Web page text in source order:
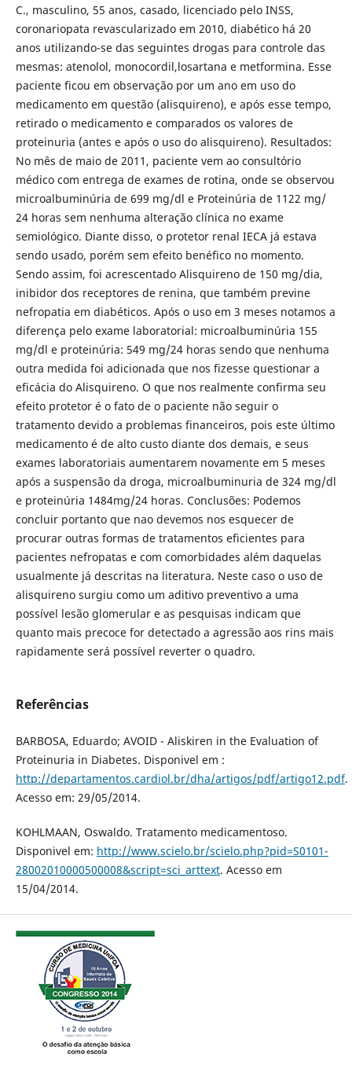
C., masculino, 55 anos, casado, licenciado pelo INSS,
coronariopata revascularizado em 2010, diabético há 20
anos utilizando-se das seguintes drogas para controle das
mesmas: atenolol, monocordil,losartana e metformina. Esse
paciente ficou em observação por um ano em uso do
medicamento em questão (alisquireno), e após esse tempo,
retirado o medicamento e comparados os valores de
proteinuria (antes e após o uso do alisquireno). Resultados:
No mês de maio de 2011, paciente vem ao consultório
médico com entrega de exames de rotina, onde se observou
microalbuminúria de 699 mg/dl e Proteinúria de 1122 mg/
24 horas sem nenhuma alteração clínica no exame
semiológico. Diante disso, o protetor renal IECA já estava
sendo usado, porém sem efeito benéfico no momento.
Sendo assim, foi acrescentado Alisquireno de 150 mg/dia,
inibidor dos receptores de renina, que também previne
nefropatia em diabéticos. Após o uso em 3 meses notamos a
diferença pelo exame laboratorial: microalbuminúria 155
mg/dl e proteinúria: 549 mg/24 horas sendo que nenhuma
outra medida foi adicionada que nos fizesse questionar a
eficácia do Alisquireno. O que nos realmente confirma seu
efeito protetor é o fato de o paciente não seguir o
tratamento devido a problemas financeiros, pois este último
medicamento é de alto custo diante dos demais, e seus
exames laboratoriais aumentarem novamente em 5 meses
após a suspensão da droga, microalbuminuria de 324 mg/dl
e proteinúria 1484mg/24 horas. Conclusões: Podemos
concluir portanto que nao devemos nos esquecer de
procurar outras formas de tratamentos eficientes para
pacientes nefropatas e com comorbidades além daquelas
usualmente já descritas na literatura. Neste caso o uso de
alisquireno surgiu como um aditivo preventivo a uma
possível lesão glomerular e as pesquisas indicam que
quanto mais precoce for detectado a agressão aos rins mais
rapidamente será possível reverter o quadro.
Referências
BARBOSA, Eduardo; AVOID - Aliskiren in the Evaluation of
Proteinuria in Diabetes. Disponivel em :
http://departamentos.cardiol.br/dha/artigos/pdf/artigo12.pdf.
Acesso em: 29/05/2014.
KOHLMAAN, Oswaldo. Tratamento medicamentoso.
Disponivel em: http://www.scielo.br/scielo.php?pid=S0101-
28002010000500008&script=sci_arttext. Acesso em
15/04/2014.